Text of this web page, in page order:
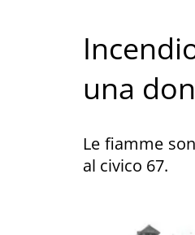
una
Le fiamme
al civico 67.